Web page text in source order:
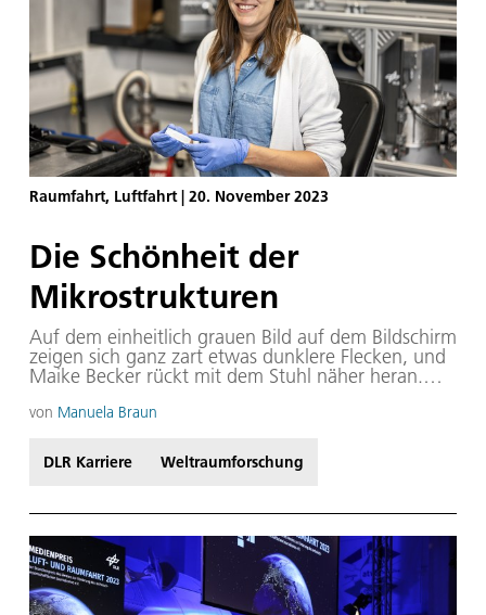
Raumfahrt, Luftfahrt| 20. November 2023
Die Schönheit der
Mikrostrukturen
Auf dem einheitlich grauen Bild auf dem Bildschirm
zeigen sich ganz zart etwas dunklere Flecken, und
Maike Becker rückt mit dem Stuhl näher heran.
sich im Grau in Grau die kaum wahrnehmbaren
die flüssige Metallprobe unter der
Röntgenstrahlung erstarrt, ist da. Dort, wo es
Die Kühlung und die Vakuumpumpe der
Experimentanlage rauschen, eine rote Warnleuchte
zeigt an, dass die Röntgenröhre in Betrieb ist.
Nichts davon nimmt Maike Becker bewusst wahr.
Ab jetzt läuft der Prozess ab, dem die Forscherin
von Manuela Braun
DLR Karriere Weltraumforschung